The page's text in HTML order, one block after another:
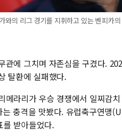
와의 리그 경기를 지휘하고 있는 벤피카
관에 그치며 자존심을 구겼다.
탈환에 실패했다.
메라리가 우승 경쟁에서 일찌감
충격을 맛봤다. 유럽축구연맹
를 받아들었다.